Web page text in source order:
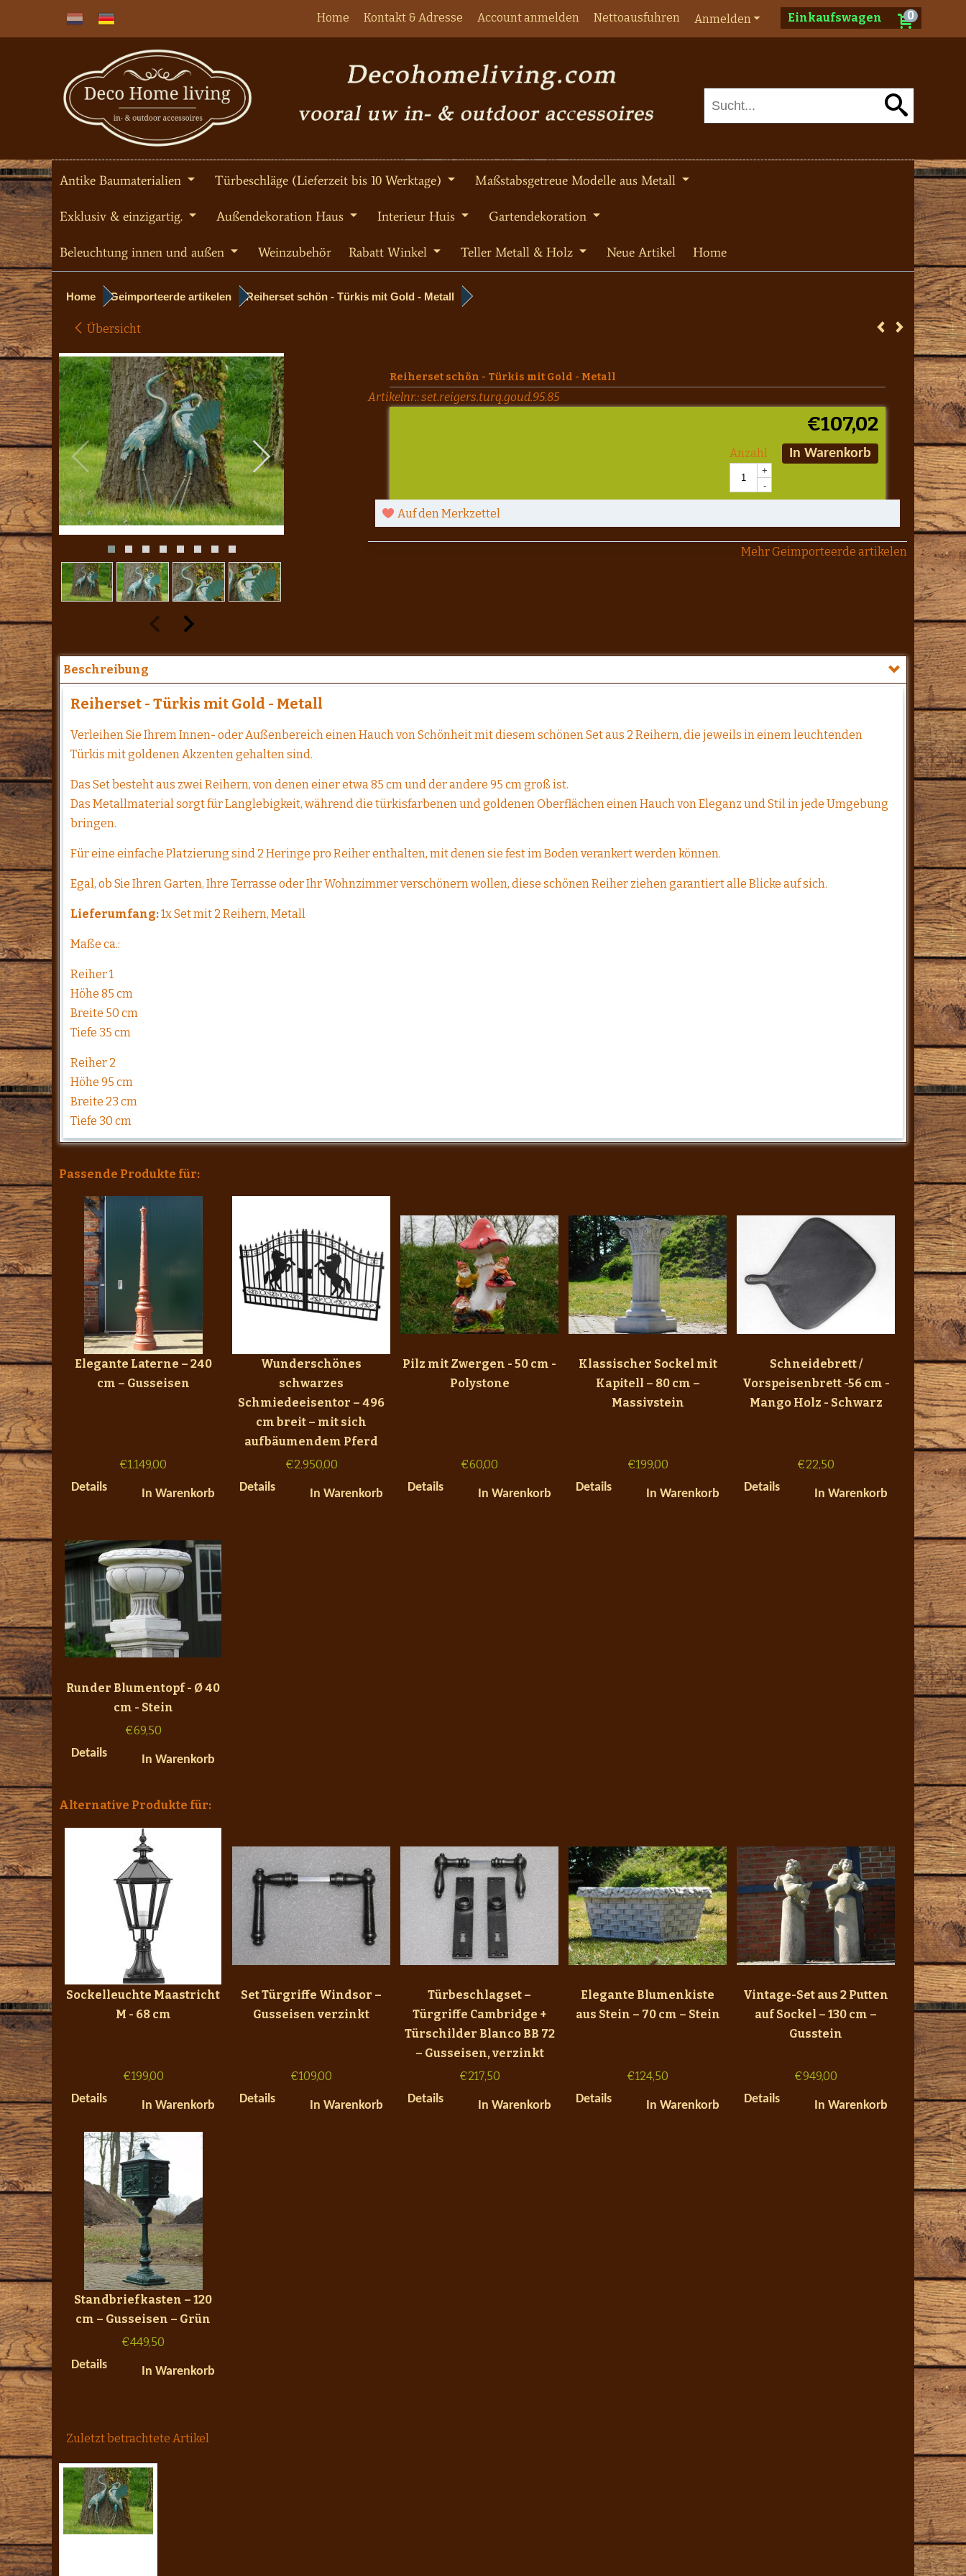
Einkaufswagen 0
Anmelden
Home Kontakt & Adresse Account anmelden Nettoausfuhren
Antike Baumaterialien Türbeschläge (Lieferzeit bis 10 Werktage) Maßstabsgetreue Modelle aus Metall
Exklusiv & einzigartig. Außendekoration Haus Interieur Huis Gartendekoration
Beleuchtung innen und außen Weinzubehör Rabatt Winkel Teller Metall & Holz Neue Artikel Home
Home Geimporteerde artikelen Reiherset schön - Türkis mit Gold - Metall
Übersicht
Reiherset schön - Türkis mit Gold - Metall
Artikelnr.:set.reigers.turq.goud.95.85
€107,02
Anzahl
+
-
In Warenkorb
Auf den Merkzettel
Mehr Geimporteerde artikelen
Beschreibung
Reiherset - Türkis mit Gold - Metall
Verleihen Sie Ihrem Innen- oder Außenbereich einen Hauch von Schönheit mit diesem schönen Set aus 2 Reihern, die jeweils in einem leuchtenden
Türkis mit goldenen Akzenten gehalten sind.
Das Set besteht aus zwei Reihern, von denen einer etwa 85 cm und der andere 95 cm groß ist.
Das Metallmaterial sorgt für Langlebigkeit, während die türkisfarbenen und goldenen Oberflächen einen Hauch von Eleganz und Stil in jede Umgebung
bringen.
Für eine einfache Platzierung sind 2 Heringe pro Reiher enthalten, mit denen sie fest im Boden verankert werden können.
Egal, ob Sie Ihren Garten, Ihre Terrasse oder Ihr Wohnzimmer verschönern wollen, diese schönen Reiher ziehen garantiert alle Blicke auf sich.
Lieferumfang:1x Set mit 2 Reihern, Metall
Maße ca.:
Reiher 1
Höhe 85 cm
Breite 50 cm
Tiefe 35 cm
Reiher 2
Höhe 95 cm
Breite 23 cm
Tiefe 30 cm
Passende Produkte für:
Elegante Laterne – 240
cm – Gusseisen
€1.149,00
Details
In Warenkorb
Wunderschönes
schwarzes
Schmiedeeisentor – 496
cm breit – mit sich
aufbäumendem Pferd
€2.950,00
Details
In Warenkorb
Pilz mit Zwergen - 50 cm -
Polystone
€60,00
Details
In Warenkorb
Klassischer Sockel mit
Kapitell – 80 cm –
Massivstein
€199,00
Details
In Warenkorb
Schneidebrett /
Vorspeisenbrett -56 cm -
Mango Holz - Schwarz
€22,50
Details
In Warenkorb
Runder Blumentopf - Ø 40
cm - Stein
€69,50
Details
In Warenkorb
Alternative Produkte für:
Sockelleuchte Maastricht
M - 68 cm
€199,00
Details
In Warenkorb
Set Türgriffe Windsor –
Gusseisen verzinkt
€109,00
Details
In Warenkorb
Türbeschlagset –
Türgriffe Cambridge +
Türschilder Blanco BB 72
– Gusseisen, verzinkt
€217,50
Details
In Warenkorb
Elegante Blumenkiste
aus Stein – 70 cm – Stein
€124,50
Details
In Warenkorb
Vintage-Set aus 2 Putten
auf Sockel – 130 cm –
Gusstein
€949,00
Details
In Warenkorb
Standbriefkasten – 120
cm – Gusseisen – Grün
€449,50
Details
In Warenkorb
Zuletzt betrachtete Artikel